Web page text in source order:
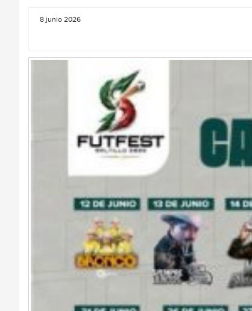
8 junio 2026